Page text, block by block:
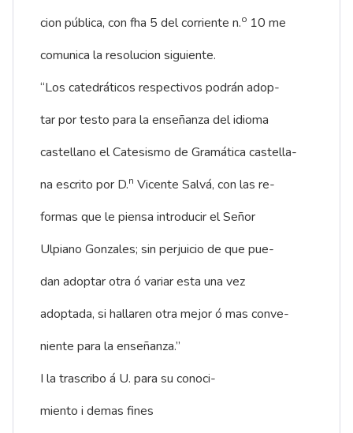
cion pública, con fha 5 del corriente n.o 10 me
comunica la resolucion siguiente.
“Los catedráticos respectivos podrán adop-
tar por testo para la enseñanza del idioma
castellano el Catesismo de Gramática castella-
na escrito por D.n Vicente Salvá, con las re-
formas que le piensa introducir el Señor
Ulpiano Gonzales; sin perjuicio de que pue-
dan adoptar otra ó variar esta una vez
adoptada, si hallaren otra mejor ó mas conve-
niente para la enseñanza.”
I la trascribo á U. para su conoci-
miento i demas fines